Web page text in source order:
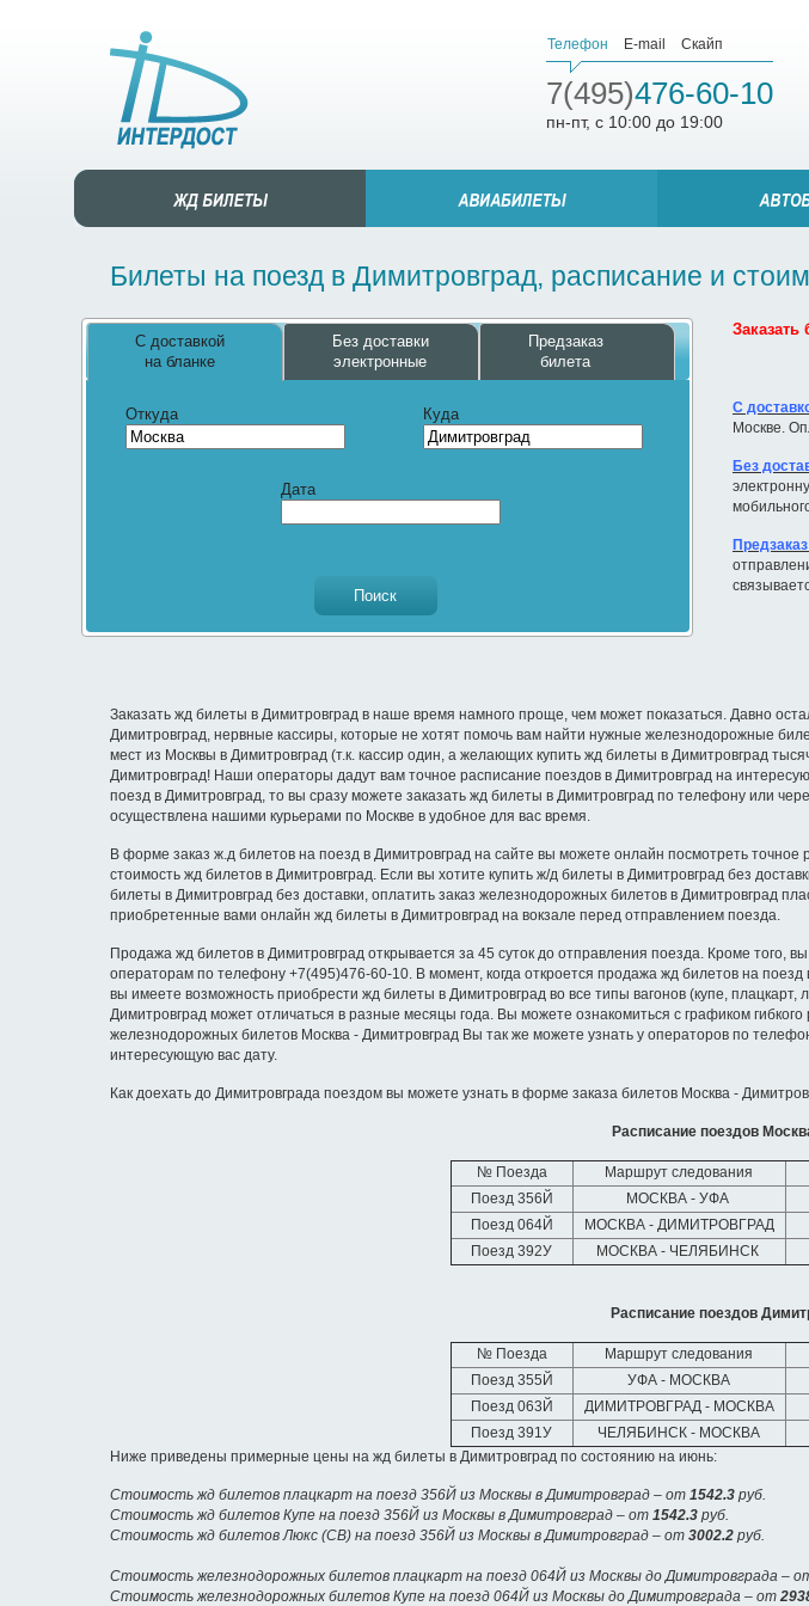
Телефон E-mail Скайп
7(495)476-60-10
пн-пт, с 10:00 до 19:00
Билеты на поезд в Димитровград, расписание и
С доставкой
на бланке
Без доставки
электронные
Предзаказ
билета
Откуда Куда
Дата
С
Москве.
Без
Заказать жд билеты в Димитровград в наше время намного проще, чем может показаться. Давно
Димитровград, нервные кассиры, которые не хотят помочь вам найти нужные железнодорожные
мест из Москвы в Димитровград (т.к. кассир один, а желающих купить жд билеты в Димитровград
Димитровград! Наши операторы дадут вам точное расписание поездов в Димитровград на
поезд в Димитровград, то вы сразу можете заказать жд билеты в Димитровград по телефону или
осуществлена нашими курьерами по Москве в удобное для вас время.
В форме заказ ж.д билетов на поезд в Димитровград на сайте вы можете онлайн посмотреть
стоимость жд билетов в Димитровград. Если вы хотите купить ж/д билеты в Димитровград без
билеты в Димитровград без доставки, оплатить заказ железнодорожных билетов в Димитровград
приобретенные вами онлайн жд билеты в Димитровград на вокзале перед отправлением поезда.
Продажа жд билетов в Димитровград открывается за 45 суток до отправления поезда. Кроме того,
операторам по телефону +7(495)476-60-10. В момент, когда откроется продажа жд билетов на
вы имеете возможность приобрести жд билеты в Димитровград во все типы вагонов (купе,
Димитровград может отличаться в разные месяцы года. Вы можете ознакомиться с графиком
железнодорожных билетов Москва - Димитровград Вы так же можете узнать у операторов по
интересующую вас дату.
Как доехать до Димитровграда поездом вы можете узнать в форме заказа билетов Москва -
Расписание поездов
№ Поезда Маршрут следования
Поезд 356Й
МОСКВА - УФА
Поезд 064Й
МОСКВА - ДИМИТРОВГРАД
Поезд 392У
МОСКВА - ЧЕЛЯБИНСК
Расписание поездов
№ Поезда Маршрут следования
Поезд 355Й
УФА - МОСКВА
Поезд 063Й
ДИМИТРОВГРАД - МОСКВА
Поезд 391У
ЧЕЛЯБИНСК - МОСКВА
Ниже приведены примерные цены на жд билеты в Димитровград по состоянию на июнь:
Стоимость жд билетов плацкарт на поезд 356Й из Москвы в Димитровград – от 1542.3 руб.
Стоимость жд билетов Купе на поезд 356Й из Москвы в Димитровград – от 1542.3 руб.
Стоимость жд билетов Люкс (СВ) на поезд 356Й из Москвы в Димитровград – от 3002.2 руб.
Стоимость железнодорожных билетов плацкарт на поезд 064Й из Москвы до Димитровграда –
Стоимость железнодорожных билетов Купе на поезд 064Й из Москвы до Димитровграда – от